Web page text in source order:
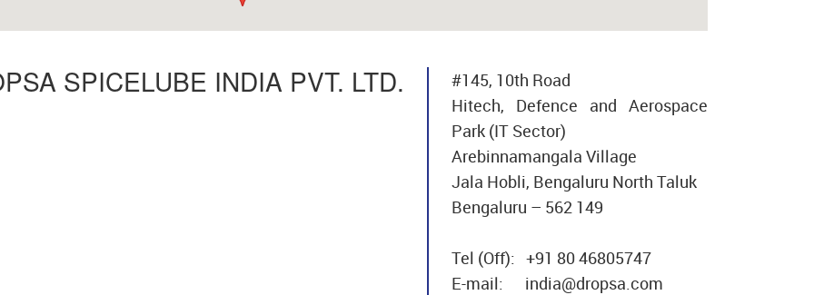
SPICELUBE INDIA PVT. LTD.
#145, 10th Road
Hitech, Defence and Aerospace
Park (IT Sector)
Arebinnamangala Village
Jala Hobli, Bengaluru North Taluk
Bengaluru – 562 149
Tel (Off): +91 80 46805747
E-mail: india@dropsa.com